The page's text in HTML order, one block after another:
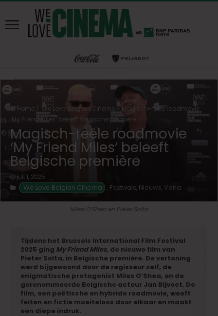
Home / We Love Belgian Cinema / Magisch-reële roadmovie
‘My Friend Miles’ beleeft Belgische première
Magisch-reële roadmovie
‘My Friend Miles’ beleeft
Belgische première
juli 1, 2025
We Love Belgian Cinema , Festivals, Nieuws, Varia
Miles O’Shea en Pieter Solta
Tijdens het Brussels International Film Festival
2025 ging My Friend Miles, de nieuwe film van
Pieter Solta, in Belgische première. De vertoning
werd bijgewoond door de regisseur zelf, de
enigmatische protagonist Miles O’Shea, en de
gerenommeerde Belgische acteur Jan Bijvoet. De
film, een poëtische en hybride roadmovie, weeft
feiten en fictie moeiteloos door elkaar en maakt
een diepe indruk.